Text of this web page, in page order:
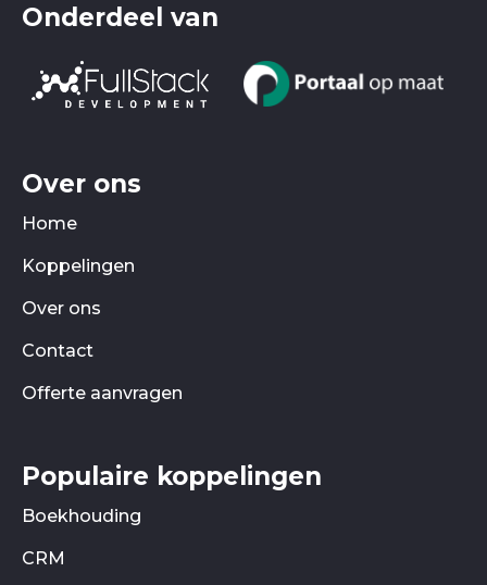
Onderdeel van
Over ons
Home
Koppelingen
Over ons
Contact
Offerte aanvragen
Populaire koppelingen
Boekhouding
CRM